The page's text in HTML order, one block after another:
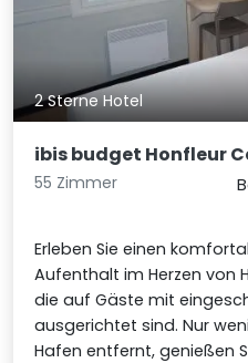
2 Sterne Hotel
ibis budget Honfleur
55 Zimmer
Erleben Sie einen
Aufenthalt im Herzen von
die auf Gäste mit
ausgerichtet sind. Nur
Hafen entfernt, genießen